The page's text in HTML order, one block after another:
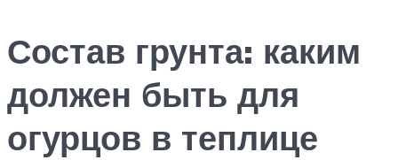
Состав грунта: каким
должен быть для
огурцов в теплице